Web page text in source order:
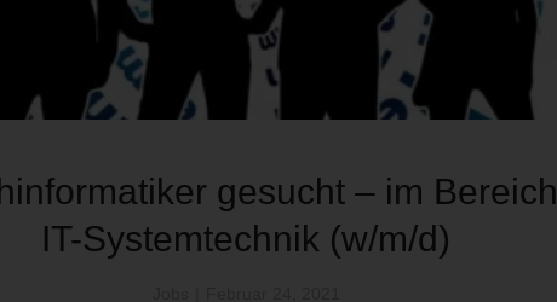
gesucht – im Bereich
IT-Systemtechnik (w/m/d)